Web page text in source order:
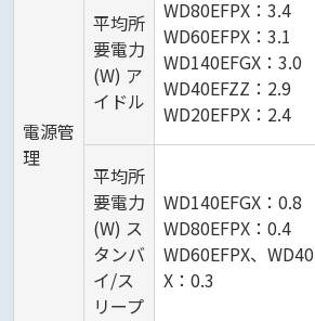
電源管
理
平均所
要電力
(W) ア
イドル
WD80EFPX：3.4
WD60EFPX：3.1
WD140EFGX：3.0
WD40EFZZ：2.9
WD20EFPX：2.4
平均所
要電力
(W) ス
タンバ
イ/ス
リープ
WD140EFGX：0.8
WD80EFPX：0.4
WD60EFPX、
X：0.3